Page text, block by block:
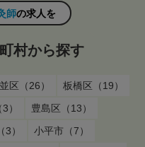
師の求人を
村から探す
区（26）
板橋区（19）
）
豊島区（13）
）
小平市（7）